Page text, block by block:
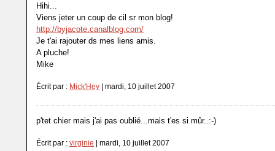
Hihi...
Viens jeter un coup de cil sr mon blog!
http://byjacote.canalblog.com/
Je t'ai rajouter ds mes liens amis.
A pluche!
Mike
Écrit par : Mick'Hey | mardi, 10 juillet 2007
p'tet chier mais j'ai pas oublié...mais t'es si mûr..:-)
Écrit par : virginie | mardi, 10 juillet 2007